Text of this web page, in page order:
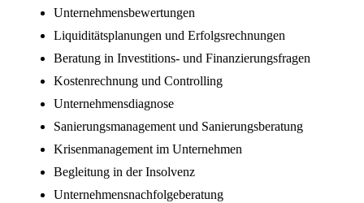
Unternehmensbewertungen
Liquiditätsplanungen und Erfolgsrechnungen
Beratung in Investitions- und Finanzierungsfragen
Kostenrechnung und Controlling
Unternehmensdiagnose
Sanierungsmanagement und Sanierungsberatung
Krisenmanagement im Unternehmen
Begleitung in der Insolvenz
Unternehmensnachfolgeberatung